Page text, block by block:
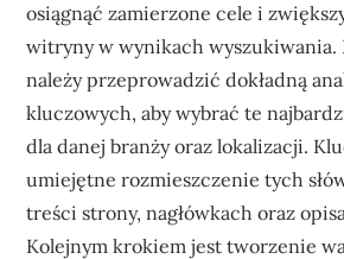
osiągnąć zamierzone cele i
witryny w wynikach wyszukiwania.
należy przeprowadzić dokładną
kluczowych, aby wybrać te
dla danej branży oraz lokalizacji.
umiejętne rozmieszczenie tych
treści strony, nagłówkach oraz
Kolejnym krokiem jest tworzenie